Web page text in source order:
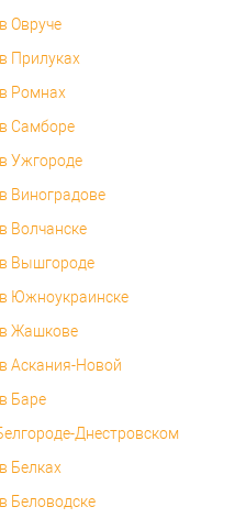
Овруче
Прилуках
Ромнах
Самборе
Ужгороде
Виноградове
Волчанске
в Вышгороде
в Южноукраинске
в Жашкове
Аскания-Новой
Баре
Днестровском
Белках
Беловодске